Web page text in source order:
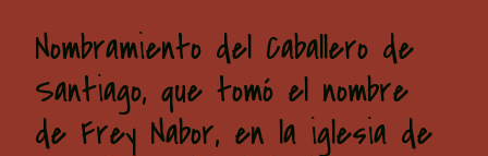
Nombramiento del Caballero de
Santiago, que tomó el nombre
de Frey Nabor, en la iglesia de